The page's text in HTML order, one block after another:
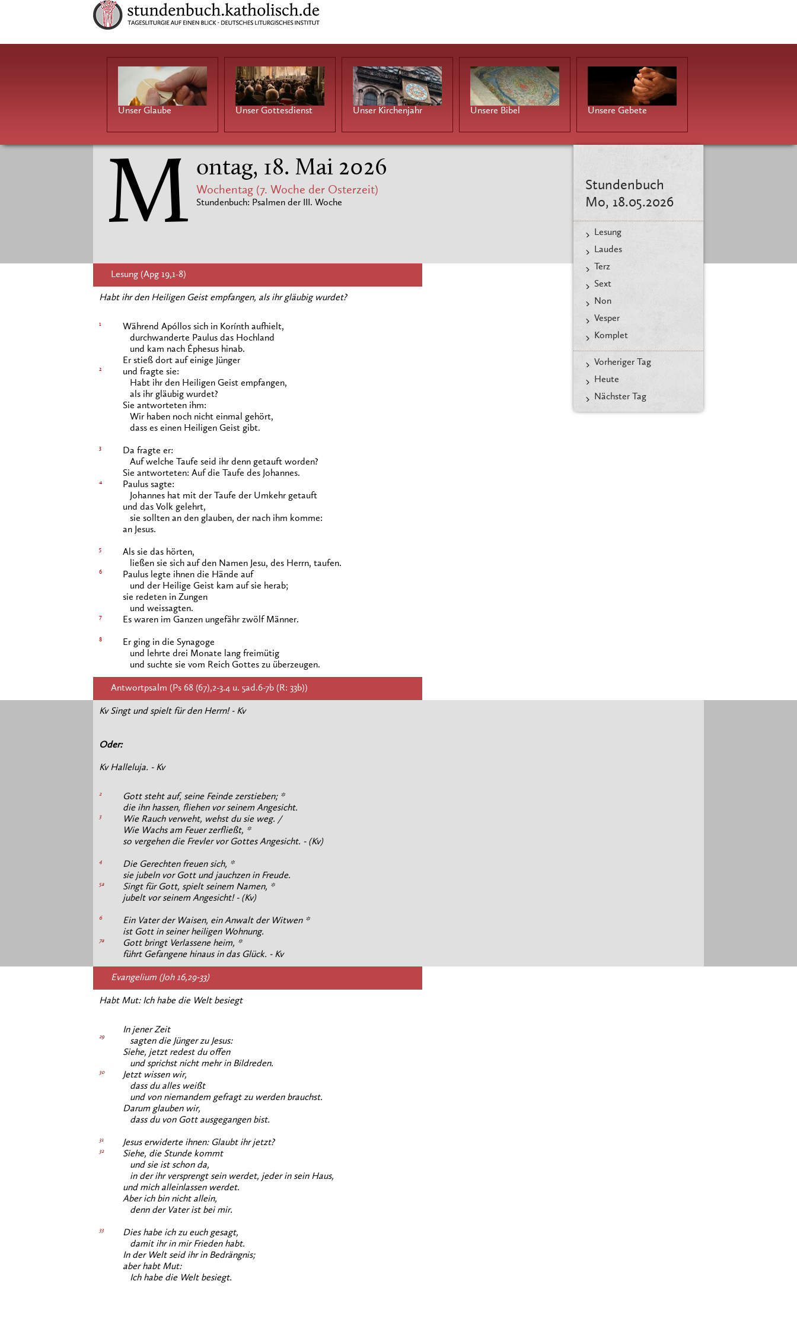
Unser Glaube Unser Gottesdienst Unser Kirchenjahr Unsere Bibel Unsere Gebete
Stundenbuch
Mo, 18.05.2026
Lesung
Laudes
Terz
Sext
Non
Vesper
Komplet
Vorheriger Tag
Heute
Nächster Tag
M ontag, 18. Mai 2026
Wochentag (7. Woche der Osterzeit)
Stundenbuch: Psalmen der III. Woche
Lesung (Apg 19,1-8)
Habt ihr den Heiligen Geist empfangen, als ihr gläubig wurdet?
1
Während Apóllos sich in Korínth aufhielt,
durchwanderte Paulus das Hochland
und kam nach Éphesus hinab.
Er stieß dort auf einige Jünger
2
und fragte sie:
Habt ihr den Heiligen Geist empfangen,
als ihr gläubig wurdet?
Sie antworteten ihm:
Wir haben noch nicht einmal gehört,
dass es einen Heiligen Geist gibt.
3
Da fragte er:
Auf welche Taufe seid ihr denn getauft worden?
Sie antworteten: Auf die Taufe des Johannes.
4
Paulus sagte:
Johannes hat mit der Taufe der Umkehr getauft
und das Volk gelehrt,
sie sollten an den glauben, der nach ihm komme:
an Jesus.
5
Als sie das hörten,
ließen sie sich auf den Namen Jesu, des Herrn, taufen.
6
Paulus legte ihnen die Hände auf
und der Heilige Geist kam auf sie herab;
sie redeten in Zungen
und weissagten.
7 Es waren im Ganzen ungefähr zwölf Männer.
8
Er ging in die Synagoge
und lehrte drei Monate lang freimütig
und suchte sie vom Reich Gottes zu überzeugen.
Antwortpsalm (Ps 68 (67),2-3.4 u. 5ad.6-7b (R: 33b))
Kv Singt und spielt für den Herrn! - Kv
Oder:
Kv Halleluja. - Kv
2
Gott steht auf, seine Feinde zerstieben; *
die ihn hassen, fliehen vor seinem Angesicht.
3
Wie Rauch verweht, wehst du sie weg. /
Wie Wachs am Feuer zerfließt, *
so vergehen die Frevler vor Gottes Angesicht. - (Kv)
4
Die Gerechten freuen sich, *
sie jubeln vor Gott und jauchzen in Freude.
5a
Singt für Gott, spielt seinem Namen, *
jubelt vor seinem Angesicht! - (Kv)
6
Ein Vater der Waisen, ein Anwalt der Witwen *
ist Gott in seiner heiligen Wohnung.
7a
Gott bringt Verlassene heim, *
führt Gefangene hinaus in das Glück. - Kv
Evangelium (Joh 16,29-33)
Habt Mut: Ich habe die Welt besiegt
29
In jener Zeit
sagten die Jünger zu Jesus:
Siehe, jetzt redest du offen
und sprichst nicht mehr in Bildreden.
30
Jetzt wissen wir,
dass du alles weißt
und von niemandem gefragt zu werden brauchst.
Darum glauben wir,
dass du von Gott ausgegangen bist.
31 Jesus erwiderte ihnen: Glaubt ihr jetzt?
32
Siehe, die Stunde kommt
und sie ist schon da,
in der ihr versprengt sein werdet, jeder in sein Haus,
und mich alleinlassen werdet.
Aber ich bin nicht allein,
denn der Vater ist bei mir.
33
Dies habe ich zu euch gesagt,
damit ihr in mir Frieden habt.
In der Welt seid ihr in Bedrängnis;
aber habt Mut:
Ich habe die Welt besiegt.